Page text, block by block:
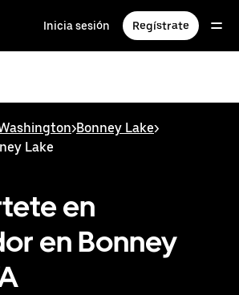
Inicia sesión Regístrate
>Bonney Lake>
Lake
en
en Bonney